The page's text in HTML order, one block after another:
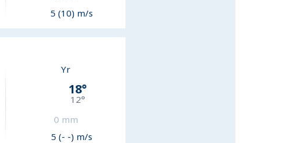
5 (10) m/s
Yr
18°
12°
0 mm
5 (- -) m/s